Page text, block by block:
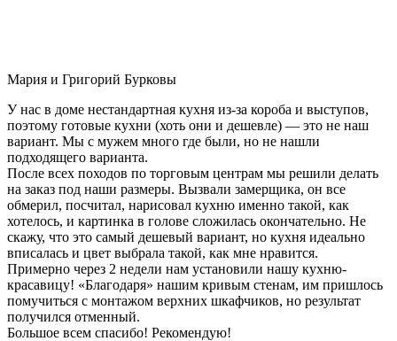
Мария и Григорий Бурковы
У нас в доме нестандартная кухня из-за короба и выступов,
поэтому готовые кухни (хоть они и дешевле) — это не наш
вариант. Мы с мужем много где были, но не нашли
подходящего варианта.
После всех походов по торговым центрам мы решили делать
на заказ под наши размеры. Вызвали замерщика, он все
обмерил, посчитал, нарисовал кухню именно такой, как
хотелось, и картинка в голове сложилась окончательно. Не
скажу, что это самый дешевый вариант, но кухня идеально
вписалась и цвет выбрала такой, как мне нравится.
Примерно через 2 недели нам установили нашу кухню-
красавицу! «Благодаря» нашим кривым стенам, им пришлось
помучиться с монтажом верхних шкафчиков, но результат
получился отменный.
Большое всем спасибо! Рекомендую!